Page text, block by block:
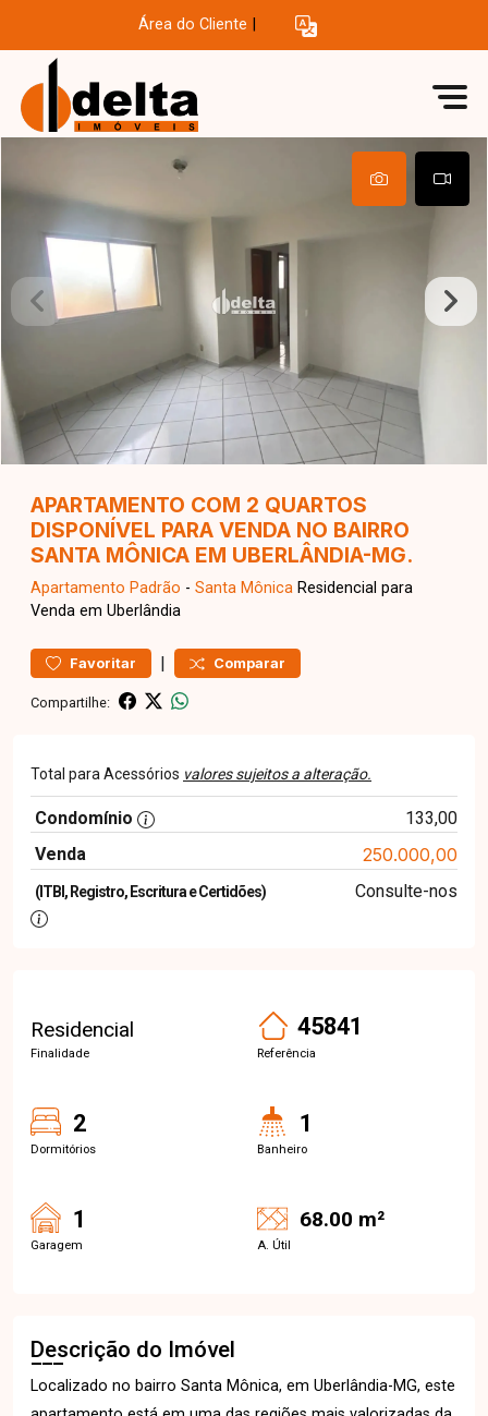
Área do Cliente
APARTAMENTO COM 2 QUARTOS
DISPONÍVEL PARA VENDA NO BAIRRO
SANTA MÔNICA EM UBERLÂNDIA-MG.
Apartamento Padrão - Santa Mônica Residencial para
Venda em Uberlândia
Favoritar | Comparar
Compartilhe:
Total para Acessórios valores sujeitos a alteração.
Condomínio
133,00
Venda
250.000,00
(ITBI, Registro, Escritura e Certidões) Consulte-nos
Residencial
Finalidade
45841
Referência
2
Dormitórios
1
Banheiro
1
Garagem
68.00 m²
A. Útil
Descrição do Imóvel
Localizado no bairro Santa Mônica, em Uberlândia-MG, este